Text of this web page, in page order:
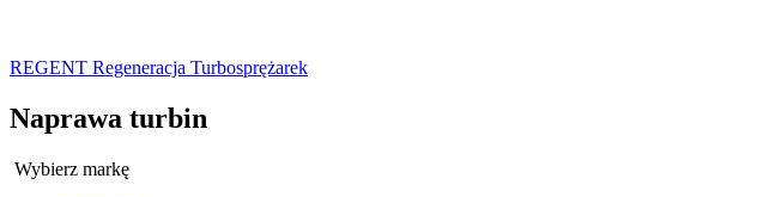
REGENT Regeneracja Turbosprężarek
Naprawa turbin
Wybierz markę